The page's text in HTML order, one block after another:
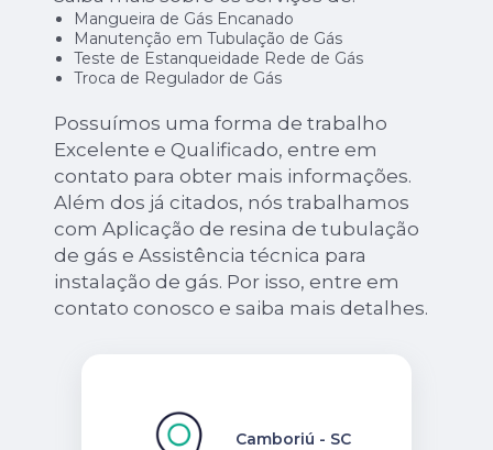
Mangueira de Gás Encanado
Manutenção em Tubulação de Gás
Teste de Estanqueidade Rede de Gás
Troca de Regulador de Gás
Possuímos uma forma de trabalho
Excelente e Qualificado, entre em
contato para obter mais informações.
Além dos já citados, nós trabalhamos
com Aplicação de resina de tubulação
de gás e Assistência técnica para
instalação de gás. Por isso, entre em
contato conosco e saiba mais detalhes.
Camboriú - SC